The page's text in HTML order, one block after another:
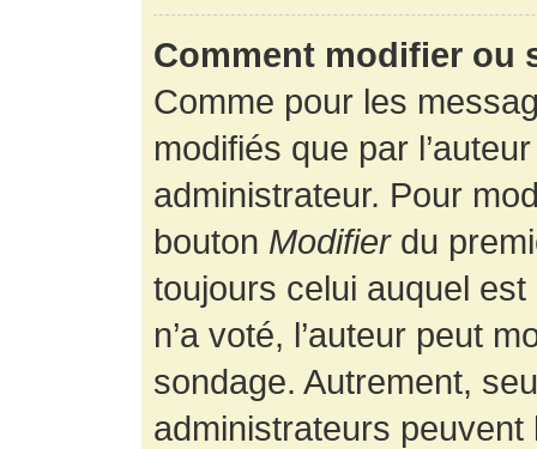
Comment modifier ou
Comme pour les
modifiés que par
administrateur. Pour
bouton Modifierdu
toujours celui auquel
n’a voté, l’auteur peut
sondage. Autrement,
administrateurs